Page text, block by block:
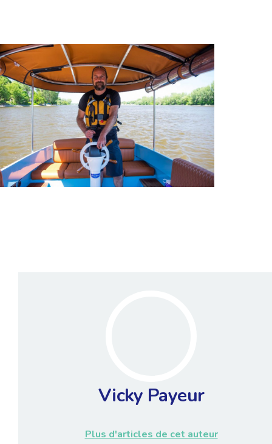
Vicky Payeur
Plus d'articles de cet auteur